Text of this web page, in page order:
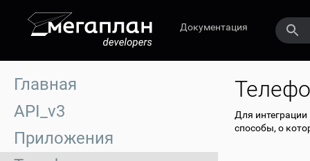
Документация
Главная
API_v3
Приложения
Для
способы, о